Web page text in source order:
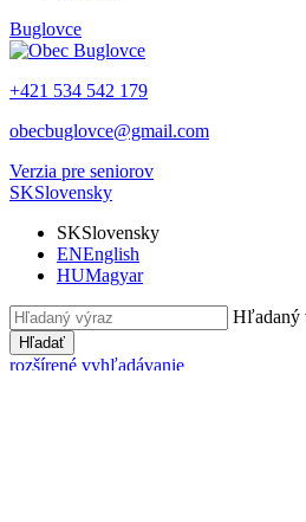
Buglovce
+421 534 542 179
obecbuglovce@gmail.com
Verzia pre seniorov
SKSlovensky
SKSlovensky
ENEnglish
HUMagyar
Hľadaný
Hľadať
rozšírené vyhľadávanie